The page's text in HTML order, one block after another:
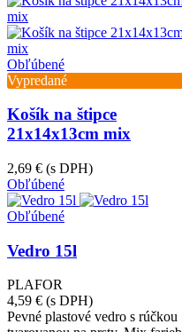
Obľúbené
Vypredané
Košík na štipce
21x14x13cm mix
2,69 € (s DPH)
Obľúbené
Obľúbené
Vedro 15l
PLAFOR
4,59 € (s DPH)
Pevné plastové vedro s rúčkou